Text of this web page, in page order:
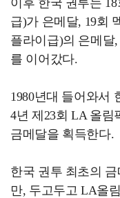
급)가 은메달, 19회
플라이급)의 은메달
를 이어갔다.
1980년대 들어와서
4년 제23회 LA 올림
금메달을 획득한다.
한국 권투 최초의
만, 두고두고 LA올